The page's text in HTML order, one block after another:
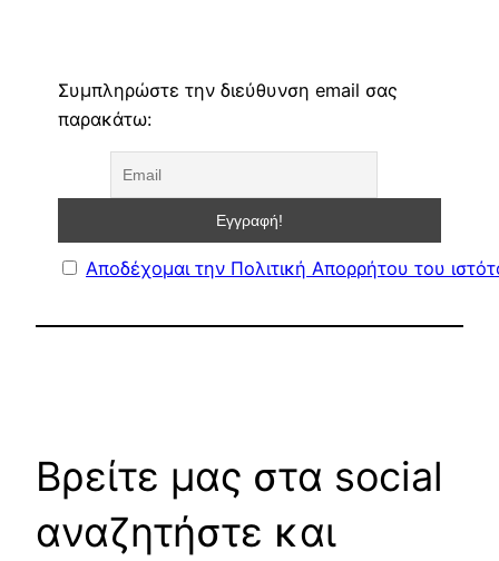
Συμπληρώστε την διεύθυνση email σας
παρακάτω:
Αποδέχομαι την Πολιτική Απορρήτου του
Βρείτε μας στα social
αναζητήστε και